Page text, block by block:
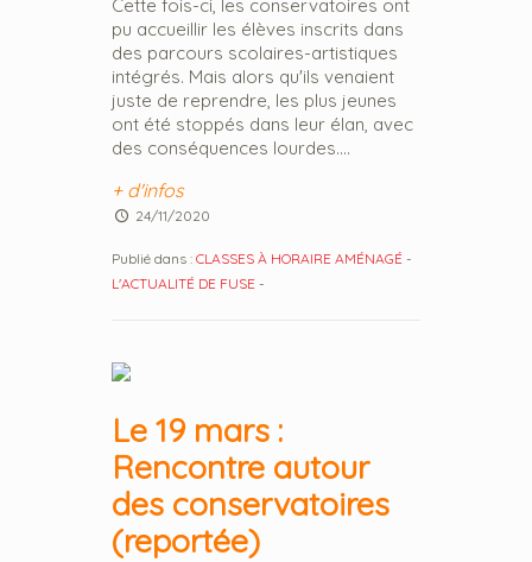
Cette fois-ci, les conservatoires ont
pu accueillir les élèves inscrits dans
des parcours scolaires-artistiques
intégrés. Mais alors qu'ils venaient
juste de reprendre, les plus jeunes
ont été stoppés dans leur élan, avec
des conséquences lourdes....
+ d'infos
24/11/2020
Publié dans : CLASSES À HORAIRE AMÉNAGÉ -
L'ACTUALITÉ DE FUSE -
Le 19 mars :
Rencontre autour
des conservatoires
(reportée)